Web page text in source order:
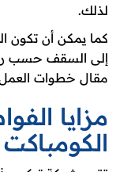
لذلك.
كما يمكن أن تكون
إلى السقف حسب
مقال خطوات
مزايا
الكومباكت